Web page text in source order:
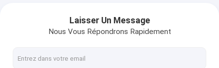
Boîte-cadeau rigides
Laisser Un Message
Nous Vous Répondrons Rapidement